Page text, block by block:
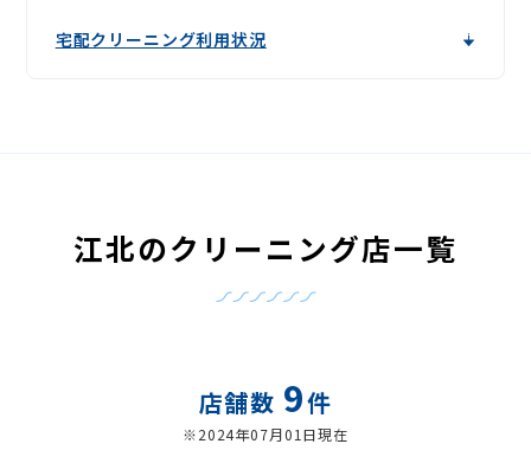
宅配クリーニング利用状況
江北のクリーニング店一覧
店舗数 9件
※2024年07月01日現在